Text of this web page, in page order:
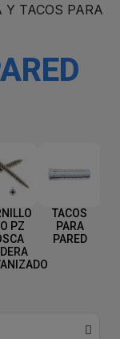
Y TACOS PARA
PZ
TACOS
PARA
PARED